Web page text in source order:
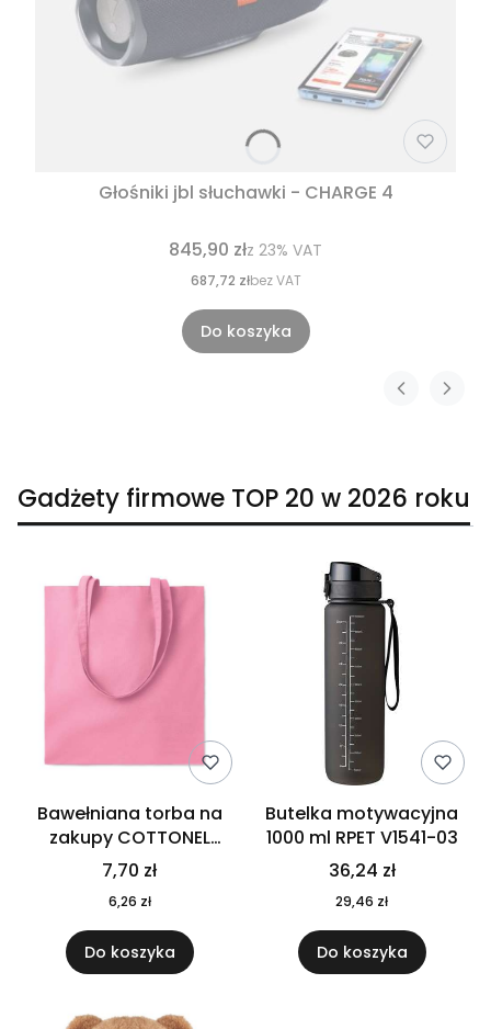
Głośniki jbl słuchawki - CHARGE 4
845,90 złz 23% VAT
687,72 złbez VAT
Do koszyka
Gadżety firmowe TOP 20 w 2026 roku
Bawełniana torba na
zakupy COTTONEL
COLOUR++ MO9846-11
7,70 zł
6,26 zł
Do koszyka
Butelka motywacyjna
1000 ml RPET V1541-03
36,24 zł
29,46 zł
Do koszyka